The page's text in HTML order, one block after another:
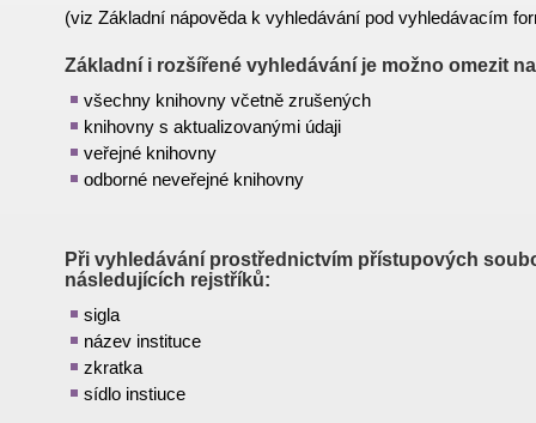
(viz Základní nápověda k vyhledávání pod vyhledávacím
Základní i rozšířené vyhledávání je možno omezit
všechny knihovny včetně zrušených
knihovny s aktualizovanými údaji
veřejné knihovny
odborné neveřejné knihovny
Při vyhledávání prostřednictvím přístupových
následujících rejstříků:
sigla
název instituce
zkratka
sídlo instiuce